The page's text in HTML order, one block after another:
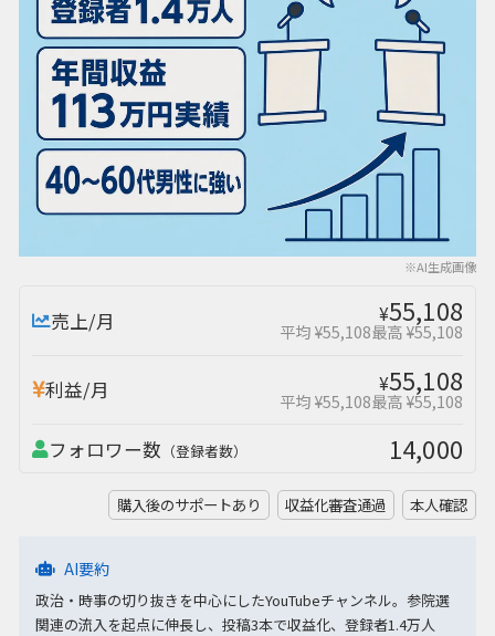
※AI生成画像
売上/月 ¥55,108
平均 ¥55,108最高 ¥55,108
利益/月 ¥55,108
平均 ¥55,108最高 ¥55,108
フォロワー数 （登録者数） 14,000
購入後のサポートあり 収益化審査通過 本人確認
AI要約
政治・時事の切り抜きを中心にしたYouTubeチャンネル。参院選
関連の流入を起点に伸長し、投稿3本で収益化、登録者1.4万人